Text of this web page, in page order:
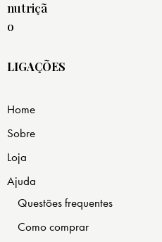
LIGAÇÕES
Home
Sobre
Loja
Ajuda
Questões frequentes
Como comprar